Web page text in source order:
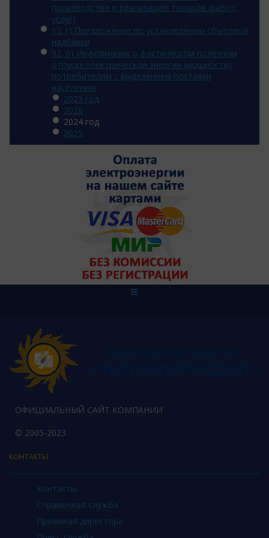
производство и реализацию товаров (работ,
услуг)
12. г) Предложение по установлению сбытовой
надбавки
52. б) Информация о фактическом полезном
отпуске электрической энергии (мощности)
потребителям с выделением поставки
населению
2023 год
2026
2024 год
2025
ОФИЦИАЛЬНЫЙ САЙТ КОМПАНИИ
© 2005-2023
КОНТАКТЫ
Контакты
Справочная служба
Приемная директора